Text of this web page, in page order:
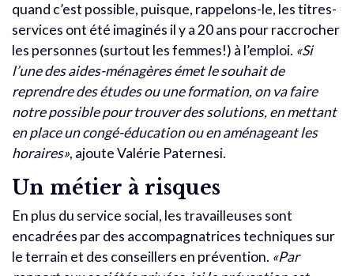
quand c’est possible, puisque, rappelons-le, les titres-
services ont été imaginés il y a 20 ans pour raccrocher
les personnes (surtout les femmes!) à l’emploi. «Si
l’une des aides-ménagères émet le souhait de
reprendre des études ou une formation, on va faire
notre possible pour trouver des solutions, en mettant
en place un congé-éducation ou en aménageant les
horaires», ajoute Valérie Paternesi.
Un métier à risques
En plus du service social, les travailleuses sont
encadrées par des accompagnatrices techniques sur
le terrain et des conseillers en prévention. «Par